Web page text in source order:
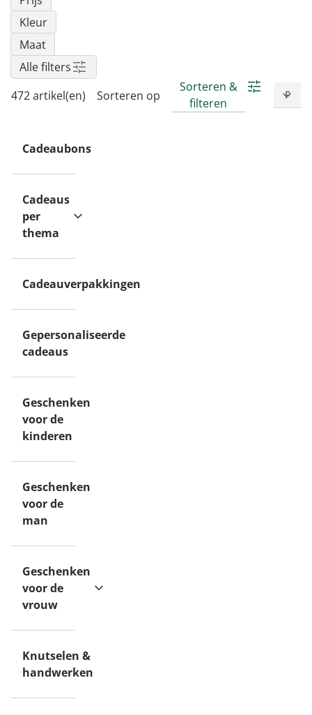
Kleur
Maat
Alle filters
472 artikel(en)
Sorteren op
Sorteren &
filteren
Cadeaubons
Cadeaus
per
thema
Cadeauverpakkingen
Gepersonaliseerde
cadeaus
Geschenken
voor de
kinderen
Geschenken
voor de
man
Geschenken
voor de
vrouw
Knutselen &
handwerken